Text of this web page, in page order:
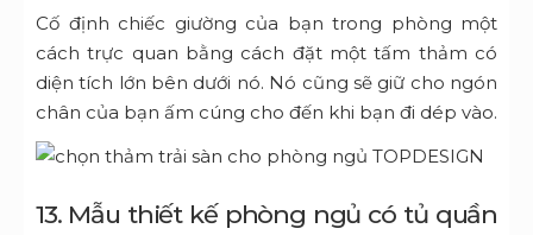
Cố định chiếc giường của bạn trong phòng một
cách trực quan bằng cách đặt một tấm thảm có
diện tích lớn bên dưới nó. Nó cũng sẽ giữ cho ngón
chân của bạn ấm cúng cho đến khi bạn đi dép vào.
13. Mẫu thiết kế phòng ngủ có tủ quần